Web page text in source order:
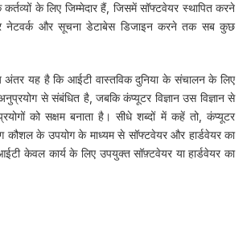
के लिए जिम्मेदार हैं, जिसमें सॉफ्टवेयर स्थापित करने
नेटवर्क और सूचना डेटाबेस डिजाइन करने तक सब कुछ
अंतर यह है कि आईटी वास्तविक दुनिया के संचालन के लिए
अनुप्रयोग से संबंधित है, जबकि कंप्यूटर विज्ञान उस विज्ञान से
को सक्षम बनाता है। सीधे शब्दों में कहें तो, कंप्यूटर
कौशल के उपयोग के माध्यम से सॉफ्टवेयर और हार्डवेयर का
केवल कार्य के लिए उपयुक्त सॉफ़्टवेयर या हार्डवेयर का